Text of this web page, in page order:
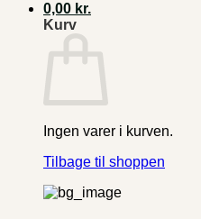
0,00 kr.
Kurv
Ingen varer i kurven.
Tilbage til shoppen